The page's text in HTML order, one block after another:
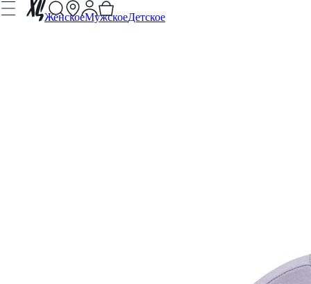
ЖенскоеМужскоеДетское